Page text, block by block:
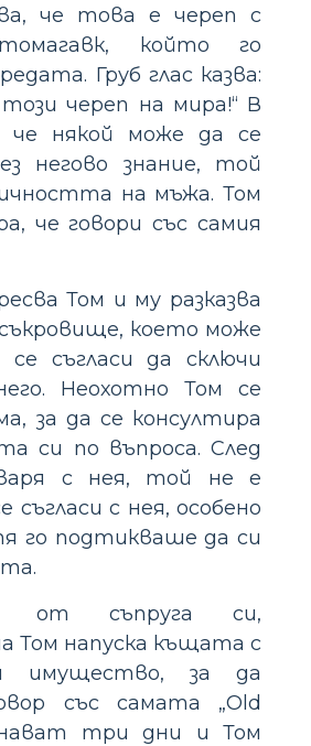
че това е череп с
който го
Груб глас казва:
череп на мира!“ В
че някой може да се
негово знание, той
на мъжа. Том
че говори със самия
Том и му разказва
съкровище, което може
съгласи да сключи
Неохотно Том се
за да се консултира
си по въпроса. След
с нея, той не е
съгласи с нея, особено
го подтикваше да си
от съпруга си,
Том напуска къщата с
имущество, за да
със самата „Old
три дни и Том